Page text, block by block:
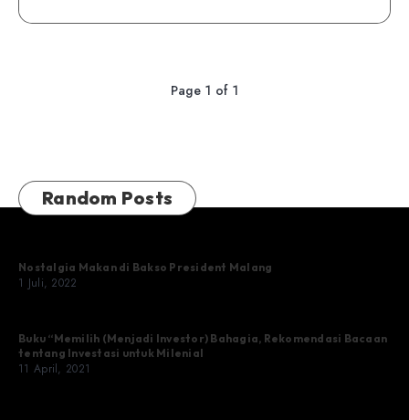
Page 1 of 1
Random Posts
Nostalgia Makan di Bakso President Malang
1 Juli, 2022
Buku “Memilih (Menjadi Investor) Bahagia, Rekomendasi Bacaan
tentang Investasi untuk Milenial
11 April, 2021